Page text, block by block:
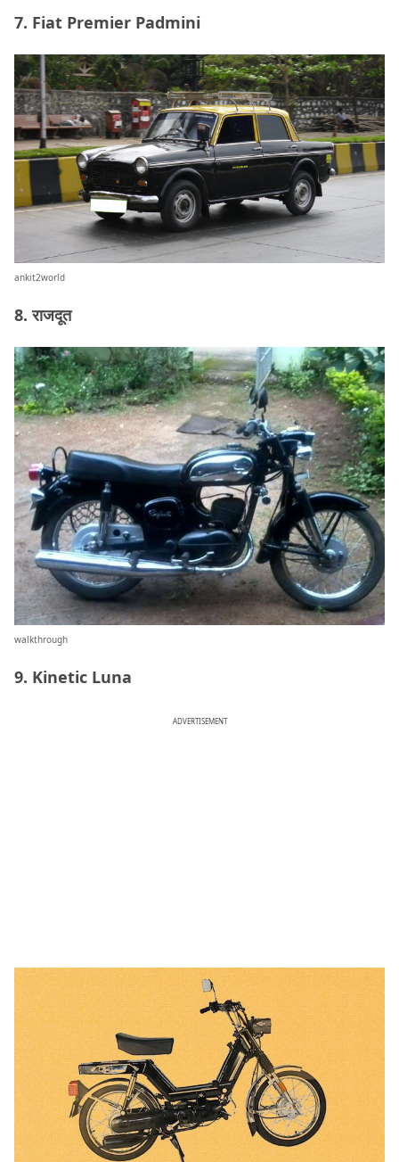
7. Fiat Premier Padmini
ankit2world
8. राजदूत
walkthrough
9. Kinetic Luna
ADVERTISEMENT